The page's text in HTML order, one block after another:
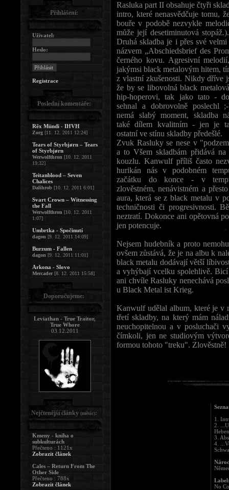
Rasluka part II obsahuje čtyři
intro, které nenasvědčuje tomu,
bouře v podobě nezvykle
může její desetiminutová
Druhá skladba je i přes své
názvem „Abschiedsbrief des
černého kovu. Agresivní
jakýmsi black metalovým hitem,
z vlastní zkušenosti. Nikdy dříve
že by se libovolná black
hip-hoperovi, tak jako tato -
sehnal a dobrovolně poslechl
nemá slabý moment, skladba
také dílem kvalitním - jen je
ostatní ve stínu skladby předešlé.
Zvuk Rasluky se nese v
a to Všem skladbám přidává na
kouzlu. Kanwulf příliš často
hurikán nás v podobném
začátku do konce - v
zlověstném, nenávistném a
aura, která se z black metalu v
techničnosti či progresivnosti.
neztratí. Dokonce ani opětovná
jen potencuje.
Nejsem hudebník a proto
ovšem zůstává, že je na albu k
black metalu dodávají větší
a vyhýbají vcelku spolehlivě.
ani chvíle Rasluky nenechává
u Black Metal ist Krieg.
Kanwulf udělal album, které je v
třetí skladby, na který mám
neuchopitelnou a v posluchači
čímkoli, jen ne studiovým
formou tohoto "treku". Zlověstně!
1.
2.
Heben
3.
4.
No
Přihlášení:
Uživatel:
Heslo:
Registrace
Poslední komentáře:
Rêx Mündi - IHVH
Zorg [11. 12. 2011 12:24]
Tears of Styrbjørn – Tears
of Styrbjørn
Werwolfthron [10. 12. 2011
19:32]
Teitanblood – Seven
Chalices
Dalihrob [10. 12. 2011 6:01]
Svart Crown – Witnessing
the Fall
Werwolfthron [10. 12. 2011
1:07]
Umbrtka - Spočinutí
dagon [9. 12. 2011 14:09]
Burzum - Fallen
dagon [9. 12. 2011 11:01]
Arkona - Slovo
Mercader[8. 12. 2011 15:58]
Doporučujeme:
Leviathan - True Traitor,
True Whore
03.12.2011
Nejčtenější články (měsíc):
Kmeny - kniha o
subkulturách
Přečteno : 1121x
Zobrazit článek
Cales – Return From The
Other Side
Přečteno : 788x
Zobrazit článek